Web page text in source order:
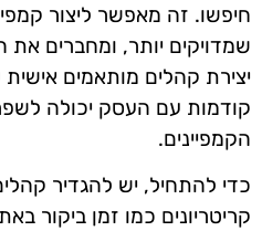
חיפשו. זה מאפשר ליצור
שמדויקים יותר, ומחברים את
יצירת קהלים מותאמים
קודמות עם העסק יכולה
הקמפיינים.
כדי להתחיל, יש להגדיר
קריטריונים כמו זמן ביקור